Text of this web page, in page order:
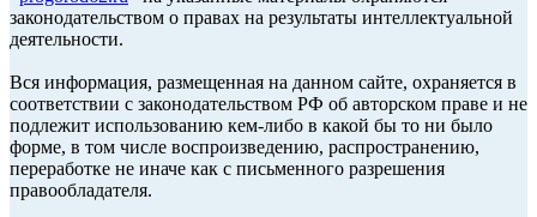
законодательством о правах на результаты интеллектуальной
деятельности.
Вся информация, размещенная на данном сайте, охраняется в
соответствии с законодательством РФ об авторском праве и не
подлежит использованию кем-либо в какой бы то ни было
форме, в том числе воспроизведению, распространению,
переработке не иначе как с письменного разрешения
правообладателя.